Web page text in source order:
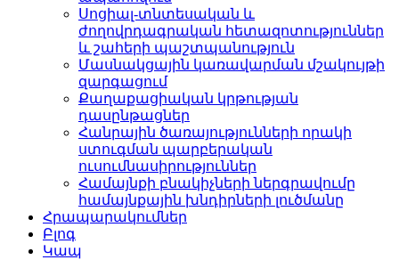
Սոցիալ-տնտեսական և
ժողովրդագրական հետազոտություններ
և շահերի պաշտպանություն
Մասնակցային կառավարման մշակույթի
զարգացում
Քաղաքացիական կրթության
դասընթացներ
Հանրային ծառայությունների որակի
ստուգման պարբերական
ուսումնասիրություններ
Համայնքի բնակիչների ներգրավումը
համայնքային խնդիրների լուծմանը
Հրապարակումներ
Բլոգ
Կապ